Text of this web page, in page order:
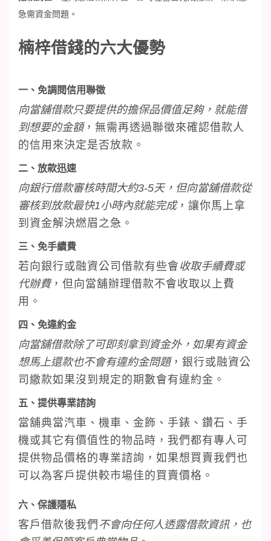
急需資金問題。
楠梓借錢的六大優勢
一、免調閱信用聯徵
向當舖借款只要提供的擔保品價值足夠，就能借
到想要的金額，無需再透過聯徵來確認借款人
的信用來決定是否放款。
二、放款迅速
向銀行借款審核時間大約3-5天，但向當舖借款從
審核到放款最快1小時內就能完成，讓你馬上拿
到資金解決燃眉之急。
三、免手續費
若向銀行或融資公司借款有些會 收取手續費或
代辦費，但向當舖辦理借款不會收取以上費
用。
四、免違約金
向當舖借款除了可即刻拿到資金外，如果有資金
想馬上還款也不會有違約金問題，銀行或融資公
司繳款如果沒到規定的期數會有違約金。
五、提供專業諮詢
當舖典當汽車、機車、金飾、手錶、鑽石、手
機或其它有價值性的物品時，我們都有專人可
提供物品價格的專業諮詢，如果想買賣我們也
可以為客戶提供較市場佳的買賣價格。
六、保護隱私
客戶借款後我們 不會向任何人透露借款資訊，也